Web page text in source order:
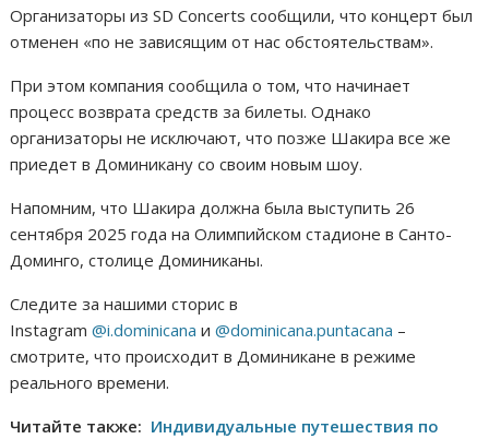
Организаторы из SD Concerts сообщили, что концерт был
отменен «по не зависящим от нас обстоятельствам».
При этом компания сообщила о том, что начинает
процесс возврата средств за билеты. Однако
организаторы не исключают, что позже Шакира все же
приедет в Доминикану со своим новым шоу.
Напомним, что Шакира должна была выступить 26
сентября 2025 года на Олимпийском стадионе в Санто-
Доминго, столице Доминиканы.
Следите за нашими сторис в
Instagram@i.dominicana и@dominicana.puntacana –
смотрите, что происходит в Доминикане в режиме
реального времени.
Читайте также: Индивидуальные путешествия по